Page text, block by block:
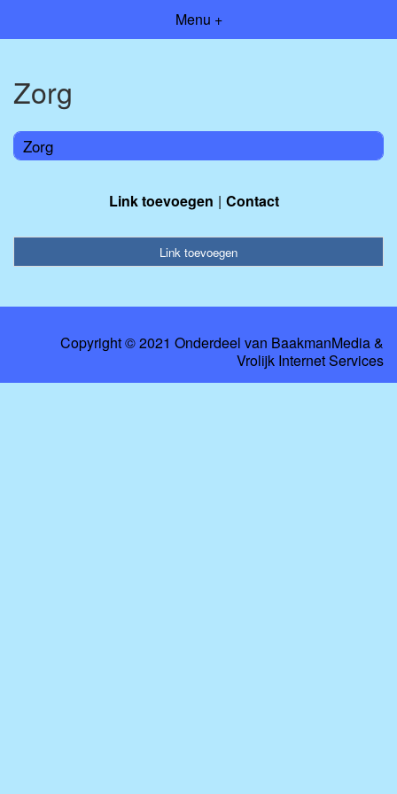
Menu +
Zorg
Zorg
Link toevoegen Contact
Link toevoegen
Copyright © 2021 Onderdeel van BaakmanMedia&
Vrolijk Internet Services